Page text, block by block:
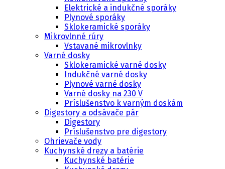
Elektrické a indukčné sporáky
Plynové sporáky
Sklokeramické sporáky
Mikrovlnné rúry
Vstavané mikrovlnky
Varné dosky
Sklokeramické varné dosky
Indukčné varné dosky
Plynové varné dosky
Varné dosky na 230 V
Príslušenstvo k varným doskám
Digestory a odsávače pár
Digestory
Príslušenstvo pre digestory
Ohrievače vody
Kuchynské drezy a batérie
Kuchynské batérie